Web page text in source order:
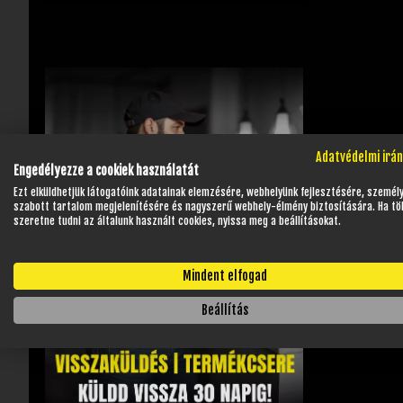
Adatvédelmi
Engedélyezze a cookiek használatát
Ezt elküldhetjük látogatóink adatainak elemzésére, webhelyünk fejlesztésére,
szabott tartalom megjelenítésére és nagyszerű webhely-élmény biztosítására. Ha
szeretne tudni az általunk használt cookies, nyissa meg a beállításokat.
Mindent elfogad
Beállítás